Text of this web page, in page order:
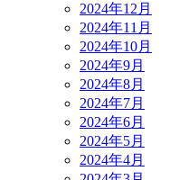
2024年12月
2024年11月
2024年10月
2024年9月
2024年8月
2024年7月
2024年6月
2024年5月
2024年4月